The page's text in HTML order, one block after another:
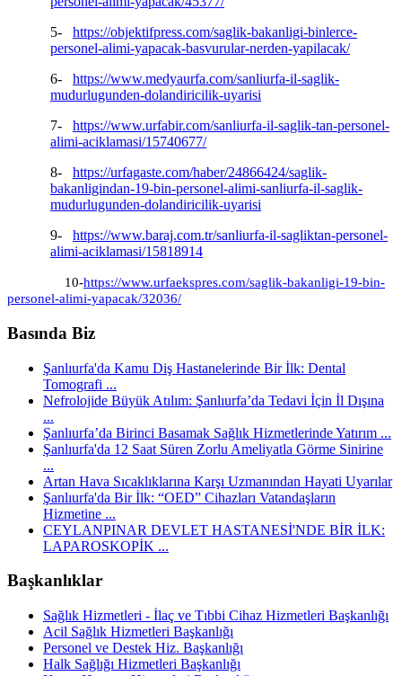
5-
https://objektifpress.com/saglik-bakanligi-binlerce-
personel-alimi-yapacak-basvurular-nerden-yapilacak/
6-
https://www.medyaurfa.com/sanliurfa-il-saglik-
mudurlugunden-dolandiricilik-uyarisi
7-
https://www.urfabir.com/sanliurfa-il-saglik-tan-personel-
alimi-aciklamasi/15740677/
8-
https://urfagaste.com/haber/24866424/saglik-
bakanligindan-19-bin-personel-alimi-sanliurfa-il-saglik-
mudurlugunden-dolandiricilik-uyarisi
9-
https://www.baraj.com.tr/sanliurfa-il-sagliktan-personel-
alimi-aciklamasi/15818914
10-https://www.urfaekspres.com/saglik-bakanligi-19-bin-
personel-alimi-yapacak/32036/
Basında Biz
Şanlıurfa'da Kamu Diş Hastanelerinde Bir İlk: Dental
Tomografi ...
Nefrolojide Büyük Atılım: Şanlıurfa’da Tedavi İçin İl Dışına
...
Şanlıurfa’da Birinci Basamak Sağlık Hizmetlerinde Yatırım ...
Şanlıurfa'da 12 Saat Süren Zorlu Ameliyatla Görme Sinirine
...
Artan Hava Sıcaklıklarına Karşı Uzmanından Hayati Uyarılar
Şanlıurfa'da Bir İlk: “OED” Cihazları Vatandaşların
Hizmetine ...
CEYLANPINAR DEVLET HASTANESİ'NDE BİR İLK:
LAPAROSKOPİK ...
Başkanlıklar
Sağlık Hizmetleri - İlaç ve Tıbbi Cihaz Hizmetleri Başkanlığı
Acil Sağlık Hizmetleri Başkanlığı
Personel ve Destek Hiz. Başkanlığı
Halk Sağlığı Hizmetleri Başkanlığı